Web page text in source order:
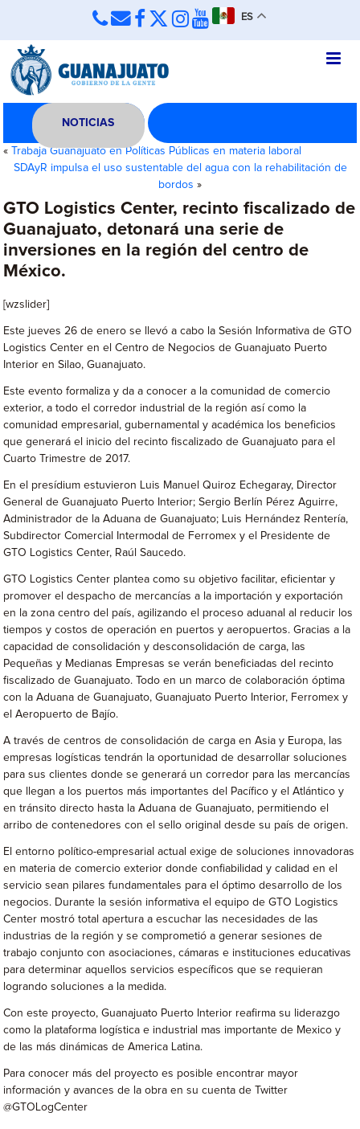
ES
NOTICIAS
«
Trabaja Guanajuato en Políticas Públicas en materia laboral
SDAyR impulsa el uso sustentable del agua con la rehabilitación de
bordos »
GTO Logistics Center, recinto fiscalizado de
Guanajuato, detonará una serie de
inversiones en la región del centro de
México.
[wzslider]
Este jueves 26 de enero se llevó a cabo la Sesión Informativa de GTO
Logistics Center en el Centro de Negocios de Guanajuato Puerto
Interior en Silao, Guanajuato.
Este evento formaliza y da a conocer a la comunidad de comercio
exterior, a todo el corredor industrial de la región así como la
comunidad empresarial, gubernamental y académica los beneficios
que generará el inicio del recinto fiscalizado de Guanajuato para el
Cuarto Trimestre de 2017.
En el presídium estuvieron Luis Manuel Quiroz Echegaray, Director
General de Guanajuato Puerto Interior; Sergio Berlín Pérez Aguirre,
Administrador de la Aduana de Guanajuato; Luis Hernández Rentería,
Subdirector Comercial Intermodal de Ferromex y el Presidente de
GTO Logistics Center, Raúl Saucedo.
GTO Logistics Center plantea como su objetivo facilitar, eficientar y
promover el despacho de mercancías a la importación y exportación
en la zona centro del país, agilizando el proceso aduanal al reducir los
tiempos y costos de operación en puertos y aeropuertos. Gracias a la
capacidad de consolidación y desconsolidación de carga, las
Pequeñas y Medianas Empresas se verán beneficiadas del recinto
fiscalizado de Guanajuato. Todo en un marco de colaboración óptima
con la Aduana de Guanajuato, Guanajuato Puerto Interior, Ferromex y
el Aeropuerto de Bajío.
A través de centros de consolidación de carga en Asia y Europa, las
empresas logísticas tendrán la oportunidad de desarrollar soluciones
para sus clientes donde se generará un corredor para las mercancías
que llegan a los puertos más importantes del Pacífico y el Atlántico y
en tránsito directo hasta la Aduana de Guanajuato, permitiendo el
arribo de contenedores con el sello original desde su país de origen.
El entorno político-empresarial actual exige de soluciones innovadoras
en materia de comercio exterior donde confiabilidad y calidad en el
servicio sean pilares fundamentales para el óptimo desarrollo de los
negocios. Durante la sesión informativa el equipo de GTO Logistics
Center mostró total apertura a escuchar las necesidades de las
industrias de la región y se comprometió a generar sesiones de
trabajo conjunto con asociaciones, cámaras e instituciones educativas
para determinar aquellos servicios específicos que se requieran
logrando soluciones a la medida.
Con este proyecto, Guanajuato Puerto Interior reafirma su liderazgo
como la plataforma logística e industrial mas importante de Mexico y
de las más dinámicas de America Latina.
Para conocer más del proyecto es posible encontrar mayor
información y avances de la obra en su cuenta de Twitter
@GTOLogCenter